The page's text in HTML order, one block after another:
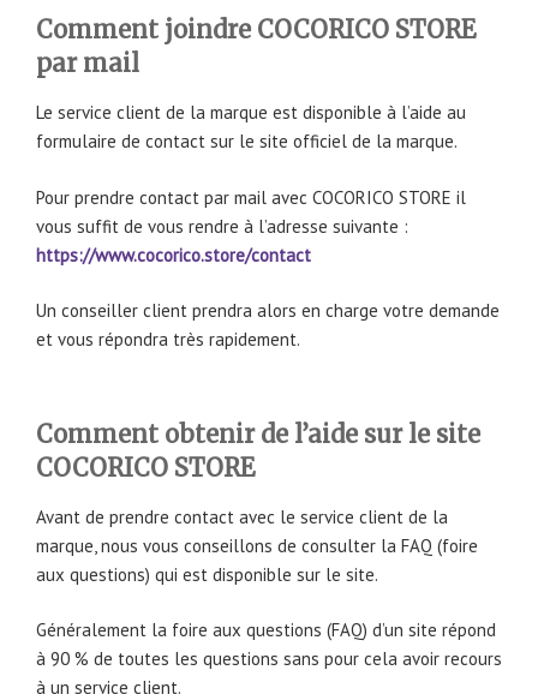
Comment joindre COCORICO STORE
par mail
Le service client de la marque est disponible à l’aide au
formulaire de contact sur le site officiel de la marque.
Pour prendre contact par mail avec COCORICO STORE il
vous suffit de vous rendre à l’adresse suivante :
https://www.cocorico.store/contact
Un conseiller client prendra alors en charge votre demande
et vous répondra très rapidement.
Comment obtenir de l’aide sur le site
COCORICO STORE
Avant de prendre contact avec le service client de la
marque, nous vous conseillons de consulter la FAQ (foire
aux questions) qui est disponible sur le site.
Généralement la foire aux questions (FAQ) d’un site répond
à 90 % de toutes les questions sans pour cela avoir recours
à un service client.